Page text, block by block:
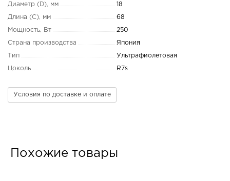
Диаметр (D), мм 18
Длина (C), мм 68
Мощность, Вт 250
Страна производства Япония
Тип Ультрафиолетовая
Цоколь R7s
Условия по доставке и оплате
Похожие товары